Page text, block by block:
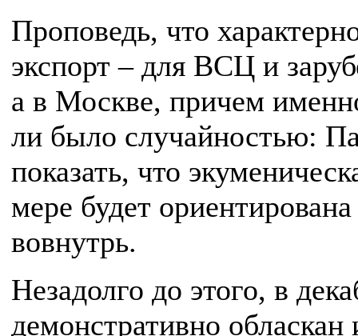
Проповедь, что
экспорт – для ВСЦ и
а в Москве, причем
ли было случайностью:
показать, что
мере будет
вовнутрь.
Незадолго до этого, в
демонстративно